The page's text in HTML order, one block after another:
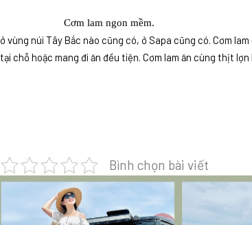
Cơm lam ngon mềm.
núi Tây Bắc nào cũng có, ở Sapa cũng có. Cơm
chỗ hoặc mang đi ăn đều tiện. Cơm lam ăn cùng thịt lợn
Bình chọn bài viết